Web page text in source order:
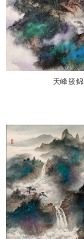
天峰簇錦